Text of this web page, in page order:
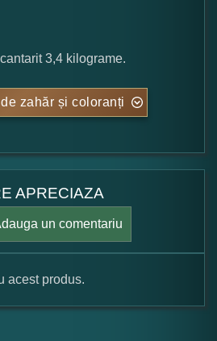
3,4 kilograme.
zahăr și coloranți
APRECIAZA
un comentariu
acest produs.